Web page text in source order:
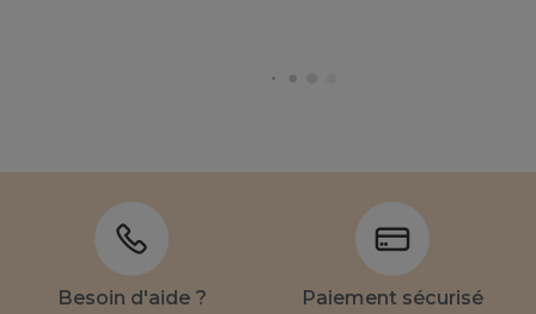
Besoin d'aide ?
Paiement sécurisé